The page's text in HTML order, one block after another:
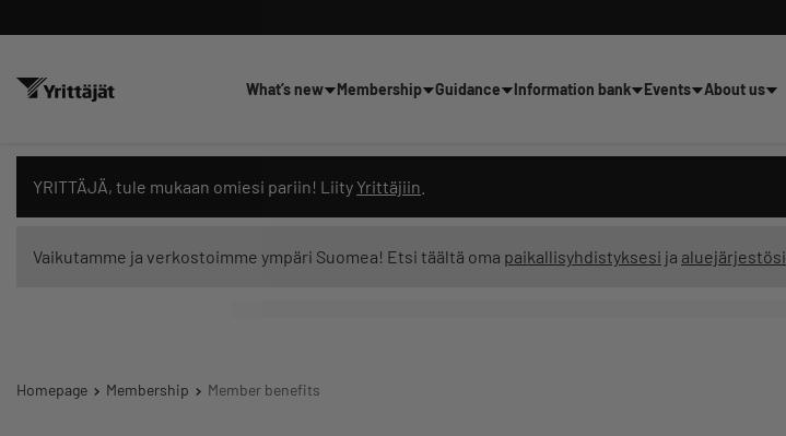
What’s new Membership Guidance Information bank Events About us
YRITTÄJÄ, tule mukaan omiesi pariin! Liity Yrittäjiin
Vaikutamme ja verkostoimme ympäri Suomea! Etsi täältä oma paikallisyhdistyksesi ja aluejärjestösi
Homepage Membership Member benefits
Search news, content and training